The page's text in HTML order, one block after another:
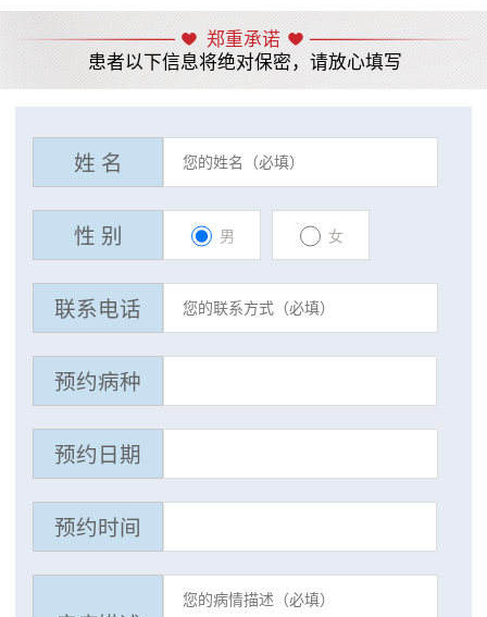
郑重承诺
患者以下信息将绝对保密，请放心填写
姓 名
性 别 男 女
联系电话
预约病种
预约日期
预约时间